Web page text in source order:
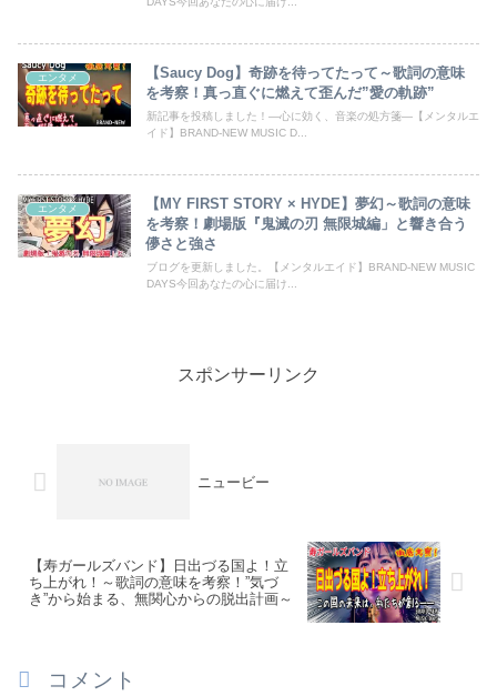
エンタメ
【Saucy Dog】奇跡を待ってたって～歌詞の意味
を考察！真っ直ぐに燃えて歪んだ”愛の軌跡”
新記事を投稿しました！―心に効く、音楽の処方箋―【メンタルエ
イド】BRAND-NEW MUSIC D...
エンタメ
【MY FIRST STORY × HYDE】夢幻～歌詞の意味
を考察！劇場版『鬼滅の刃 無限城編」と響き合う
儚さと強さ
ブログを更新しました。【メンタルエイド】BRAND-NEW MUSIC
DAYS今回あなたの心に届け...
スポンサーリンク
ニュービー
【寿ガールズバンド】日出づる国よ！立
ち上がれ！～歌詞の意味を考察！”気づ
き”から始まる、無関心からの脱出計画～
コメント